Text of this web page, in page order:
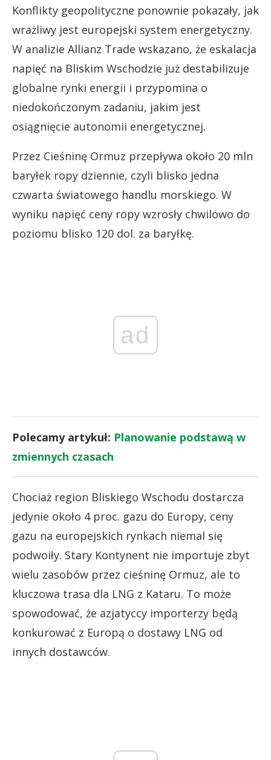
Konflikty geopolityczne ponownie pokazały, jak
wrażliwy jest europejski system energetyczny.
W analizie Allianz Trade wskazano, że eskalacja
napięć na Bliskim Wschodzie już destabilizuje
globalne rynki energii i przypomina o
niedokończonym zadaniu, jakim jest
osiągnięcie autonomii energetycznej.
Przez Cieśninę Ormuz przepływa około 20 mln
baryłek ropy dziennie, czyli blisko jedna
czwarta światowego handlu morskiego. W
wyniku napięć ceny ropy wzrosły chwilowo do
poziomu blisko 120 dol. za baryłkę.
ad
Polecamy artykuł: Planowanie podstawą w
zmiennych czasach
Chociaż region Bliskiego Wschodu dostarcza
jedynie około 4 proc. gazu do Europy, ceny
gazu na europejskich rynkach niemal się
podwoiły. Stary Kontynent nie importuje zbyt
wielu zasobów przez cieśninę Ormuz, ale to
kluczowa trasa dla LNG z Kataru. To może
spowodować, że azjatyccy importerzy będą
konkurować z Europą o dostawy LNG od
innych dostawców.